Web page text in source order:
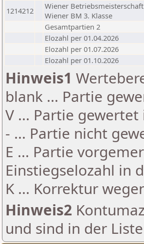
1214212
Wiener
Wiener BM 3. Klasse
Gesamtpartien 2
Elozahl per 01.04.2026
Elozahl per 01.07.2026
Elozahl per 01.10.2026
Hinweis1
blank ... Partie
V ... Partie
- ... Partie nicht
E ... Partie
Einstiegselozahl in
K ... Korrektur
Hinweis2
und sind in der